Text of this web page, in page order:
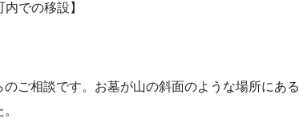
内での移設】
ご相談です。お墓が山の斜面のような場所にある